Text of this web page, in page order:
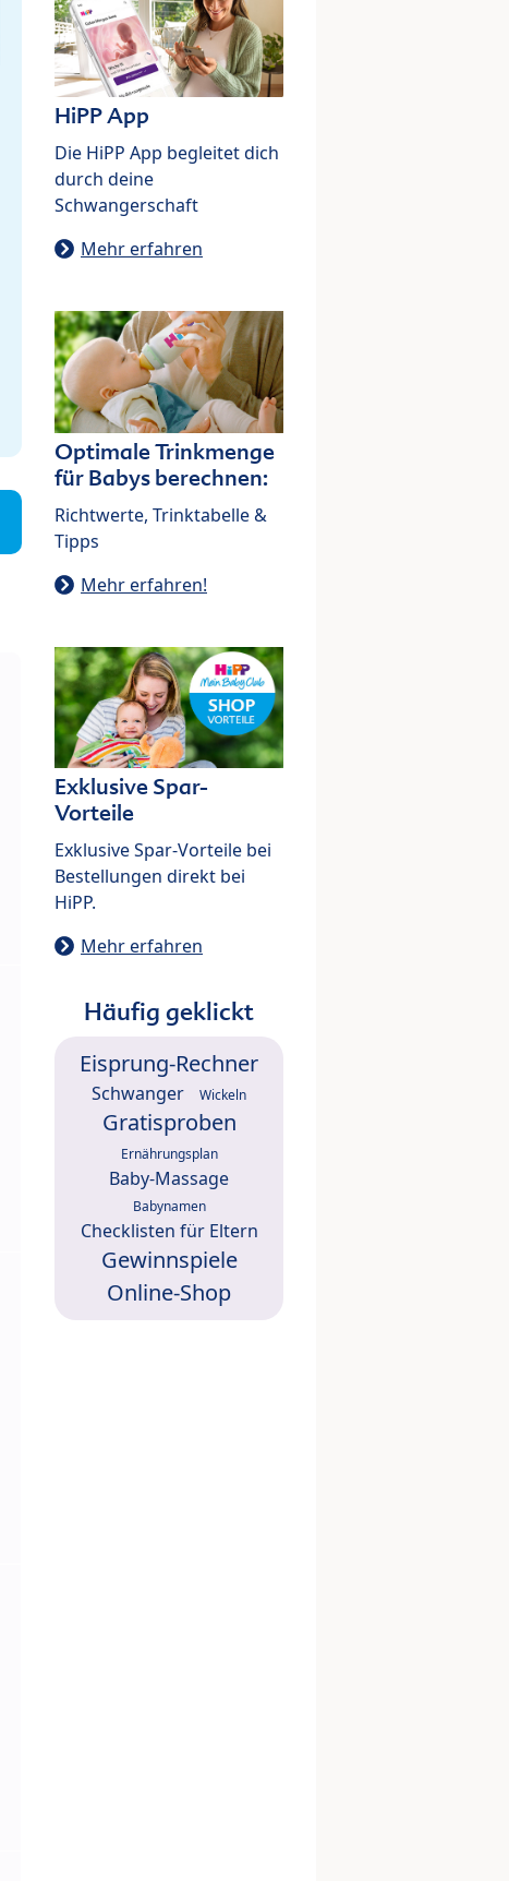
HiPP App
Die HiPP App begleitet dich
durch deine
Schwangerschaft
Mehr erfahren
Optimale Trinkmenge
für Babys berechnen:
Richtwerte, Trinktabelle &
Tipps
Mehr erfahren!
Exklusive Spar-
Vorteile
Exklusive Spar-Vorteile bei
Bestellungen direkt bei
HiPP.
Mehr erfahren
Häufig geklickt
Eisprung-Rechner
Schwanger Wickeln
Gratisproben
Ernährungsplan
Baby-Massage
Babynamen
Checklisten für Eltern
Gewinnspiele
Online-Shop